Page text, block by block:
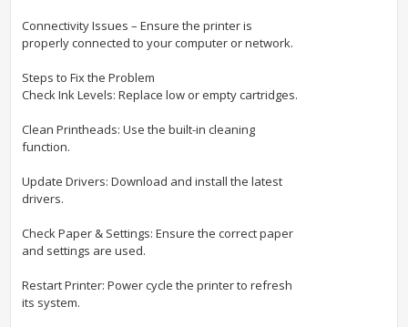
Connectivity Issues – Ensure the printer is
properly connected to your computer or network.
Steps to Fix the Problem
Check Ink Levels: Replace low or empty cartridges.
Clean Printheads: Use the built-in cleaning
function.
Update Drivers: Download and install the latest
drivers.
Check Paper & Settings: Ensure the correct paper
and settings are used.
Restart Printer: Power cycle the printer to refresh
its system.